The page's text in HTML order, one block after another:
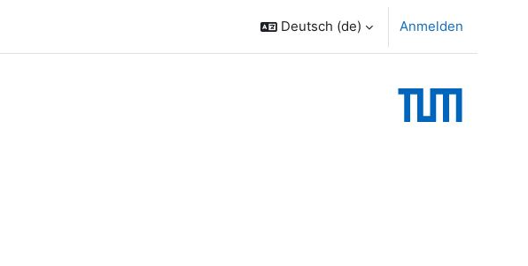
Deutsch ‎(de)‎ Anmelden